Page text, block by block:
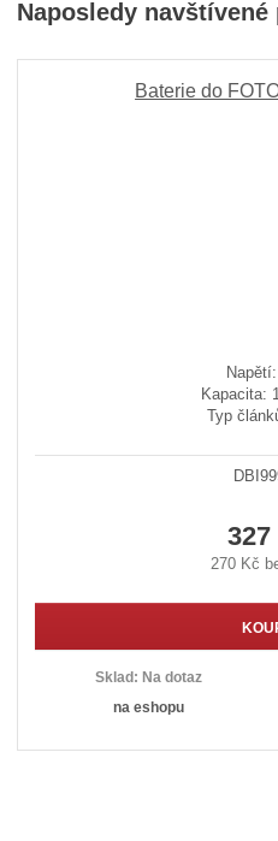
Naposledy navštívené
Baterie do
Kapacita:
Typ
270 Kč
Sklad:Na dotaz
na eshopu